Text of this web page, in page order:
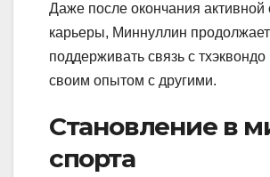
Даже после окончания активной
карьеры, Миннуллин продолжает
поддерживать связь с тхэквондо
своим опытом с другими.
Становление в
спорта